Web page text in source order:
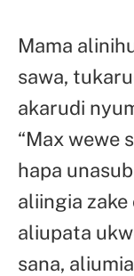
Mama
sawa,
akarudi
“Max wewe
hapa
aliingia
aliupata
sana,